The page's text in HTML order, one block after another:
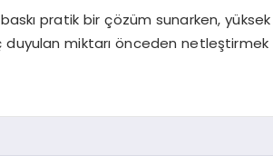
pratik bir çözüm sunarken, yüksek
miktarı önceden netleştirmek